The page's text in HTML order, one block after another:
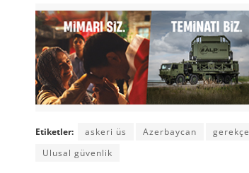
Etiketler: askeri üs Azerbaycan gerekçe
Ulusal güvenlik